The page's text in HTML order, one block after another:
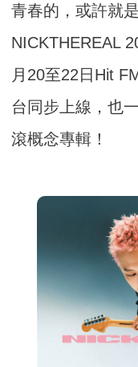
青春的，或許就
NICKTHEREAL
月20至22日Hit
台同步上線，也
滾概念專輯！